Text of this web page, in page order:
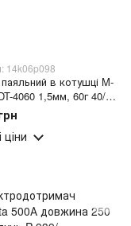
14k06p098
в котушці M-
4060 1,5мм, 60г 40/60
ціни